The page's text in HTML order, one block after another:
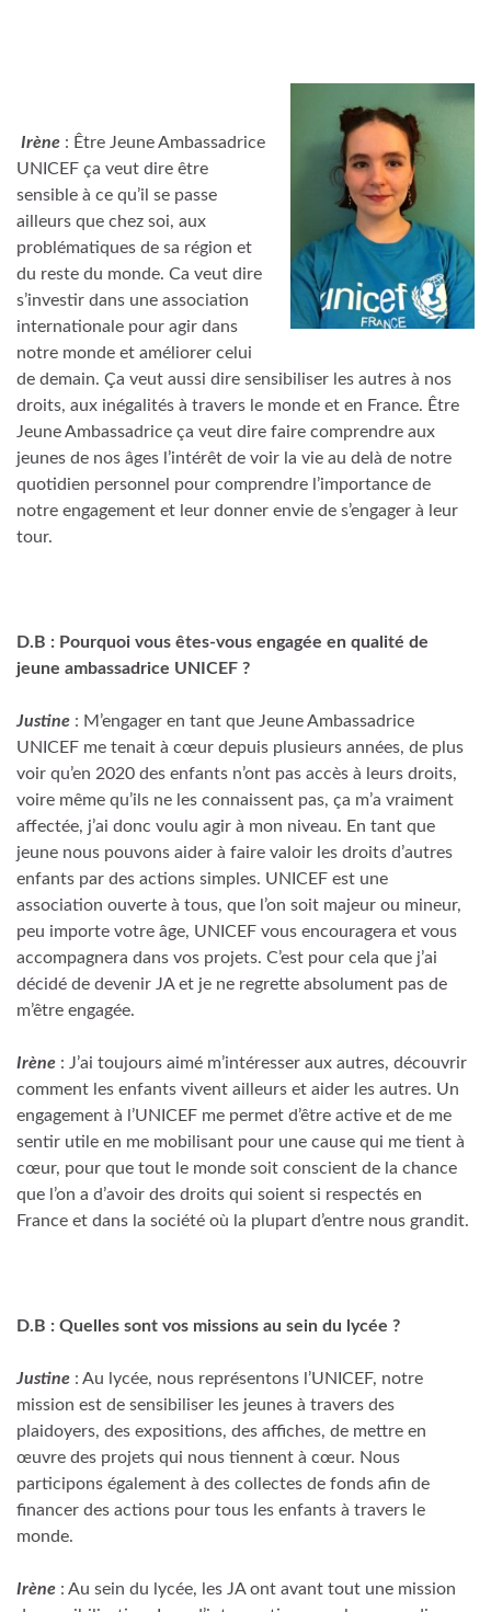
Irène : Être Jeune Ambassadrice
UNICEF ça veut dire être
sensible à ce qu’il se passe
ailleurs que chez soi, aux
problématiques de sa région et
du reste du monde. Ca veut dire
s’investir dans une association
internationale pour agir dans
notre monde et améliorer celui
de demain. Ça veut aussi dire sensibiliser les autres à nos
droits, aux inégalités à travers le monde et en France. Être
Jeune Ambassadrice ça veut dire faire comprendre aux
jeunes de nos âges l’intérêt de voir la vie au delà de notre
quotidien personnel pour comprendre l’importance de
notre engagement et leur donner envie de s’engager à leur
tour.
D.B : Pourquoi vous êtes-vous engagée en qualité de
jeune ambassadrice UNICEF ?
Justine : M’engager en tant que Jeune Ambassadrice
UNICEF me tenait à cœur depuis plusieurs années, de plus
voir qu’en 2020 des enfants n’ont pas accès à leurs droits,
voire même qu’ils ne les connaissent pas, ça m’a vraiment
affectée, j’ai donc voulu agir à mon niveau. En tant que
jeune nous pouvons aider à faire valoir les droits d’autres
enfants par des actions simples. UNICEF est une
association ouverte à tous, que l’on soit majeur ou mineur,
peu importe votre âge, UNICEF vous encouragera et vous
accompagnera dans vos projets. C’est pour cela que j’ai
décidé de devenir JA et je ne regrette absolument pas de
m’être engagée.
Irène : J’ai toujours aimé m’intéresser aux autres, découvrir
comment les enfants vivent ailleurs et aider les autres. Un
engagement à l’UNICEF me permet d’être active et de me
sentir utile en me mobilisant pour une cause qui me tient à
cœur, pour que tout le monde soit conscient de la chance
que l’on a d’avoir des droits qui soient si respectés en
France et dans la société où la plupart d’entre nous grandit.
D.B : Quelles sont vos missions au sein du lycée ?
Justine : Au lycée, nous représentons l’UNICEF, notre
mission est de sensibiliser les jeunes à travers des
plaidoyers, des expositions, des affiches, de mettre en
œuvre des projets qui nous tiennent à cœur. Nous
participons également à des collectes de fonds afin de
financer des actions pour tous les enfants à travers le
monde.
Irène : Au sein du lycée, les JA ont avant tout une mission